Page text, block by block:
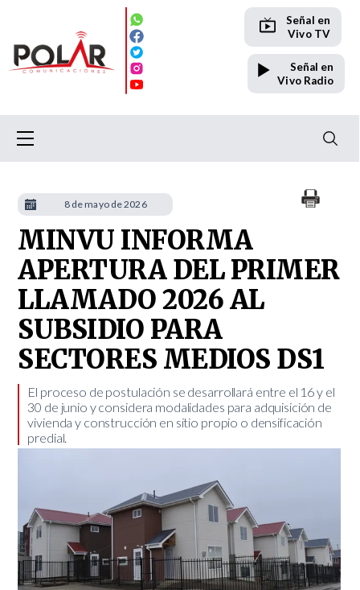
Señal en
Vivo TV
Señal en
Vivo Radio
MINVU INFORMA
APERTURA DEL PRIMER
LLAMADO 2026 AL
SUBSIDIO PARA
SECTORES MEDIOS DS1
El proceso de postulación se desarrollará entre el 16 y el
30 de junio y considera modalidades para adquisición de
vivienda y construcción en sitio propio o densificación
predial.
8 de mayo de 2026